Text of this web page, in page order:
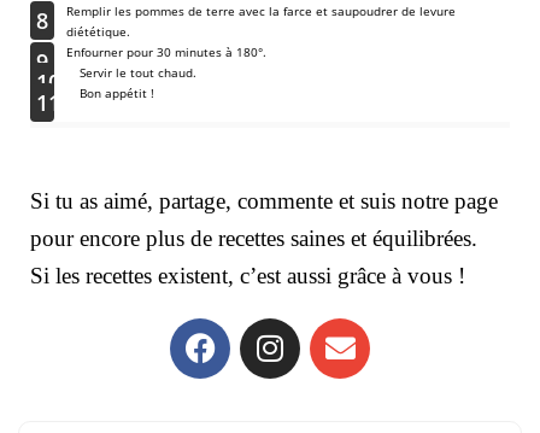
8
Remplir les pommes de terre avec la farce et saupoudrer de levure
diététique.
9 Enfourner pour 30 minutes à 180°.
10 Servir le tout chaud.
11 Bon appétit !
Si tu as aimé, partage, commente et suis notre page
pour encore plus de recettes saines et équilibrées.
Si les recettes existent, c’est aussi grâce à vous !